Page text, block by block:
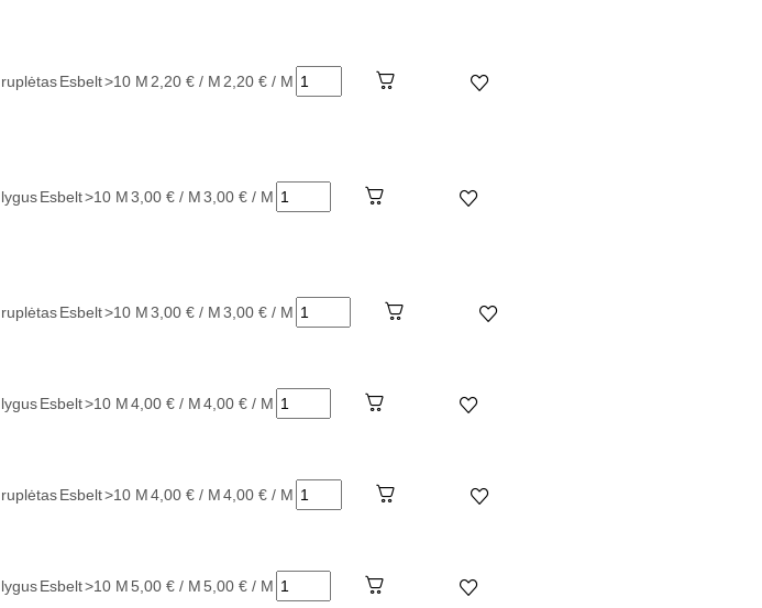
Esbelt>10 M 2,20 € / M 2,20 € / M
Esbelt>10 M3,00 € / M3,00 € / M
Esbelt>10 M3,00 € / M3,00 € / M
Esbelt>10 M4,00 € / M4,00 € / M
Esbelt>10 M4,00 € / M4,00 € / M
Esbelt>10 M5,00 € / M5,00 € / M